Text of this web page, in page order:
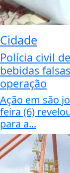
Cidade
Polícia civil
bebidas
operação
Ação em são
feira (6)
para a...